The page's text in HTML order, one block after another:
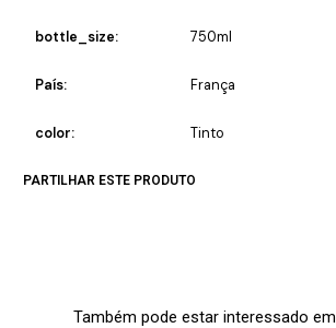
bottle_size: 750ml
País: França
color: Tinto
PARTILHAR ESTE PRODUTO
Também pode estar interessado